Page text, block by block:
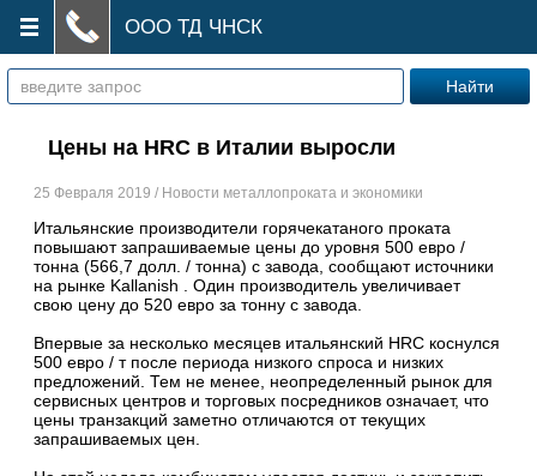
ООО ТД ЧНСК
Цены на HRC в Италии выросли
25 Февраля 2019 / Новости металлопроката и экономики
Итальянские производители горячекатаного проката
повышают запрашиваемые цены до уровня 500 евро /
тонна (566,7 долл. / тонна) с завода, сообщают источники
на рынке Kallanish . Один производитель увеличивает
свою цену до 520 евро за тонну с завода.
Впервые за несколько месяцев итальянский HRC коснулся
500 евро / т после периода низкого спроса и низких
предложений. Тем не менее, неопределенный рынок для
сервисных центров и торговых посредников означает, что
цены транзакций заметно отличаются от текущих
запрашиваемых цен.